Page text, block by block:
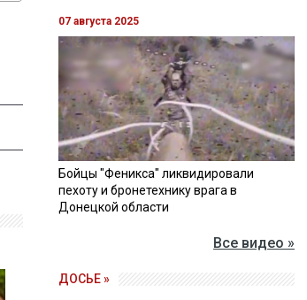
07 августа 2025
Бойцы "Феникса" ликвидировали
пехоту и бронетехнику врага в
Донецкой области
Все видео »
ДОСЬЕ »